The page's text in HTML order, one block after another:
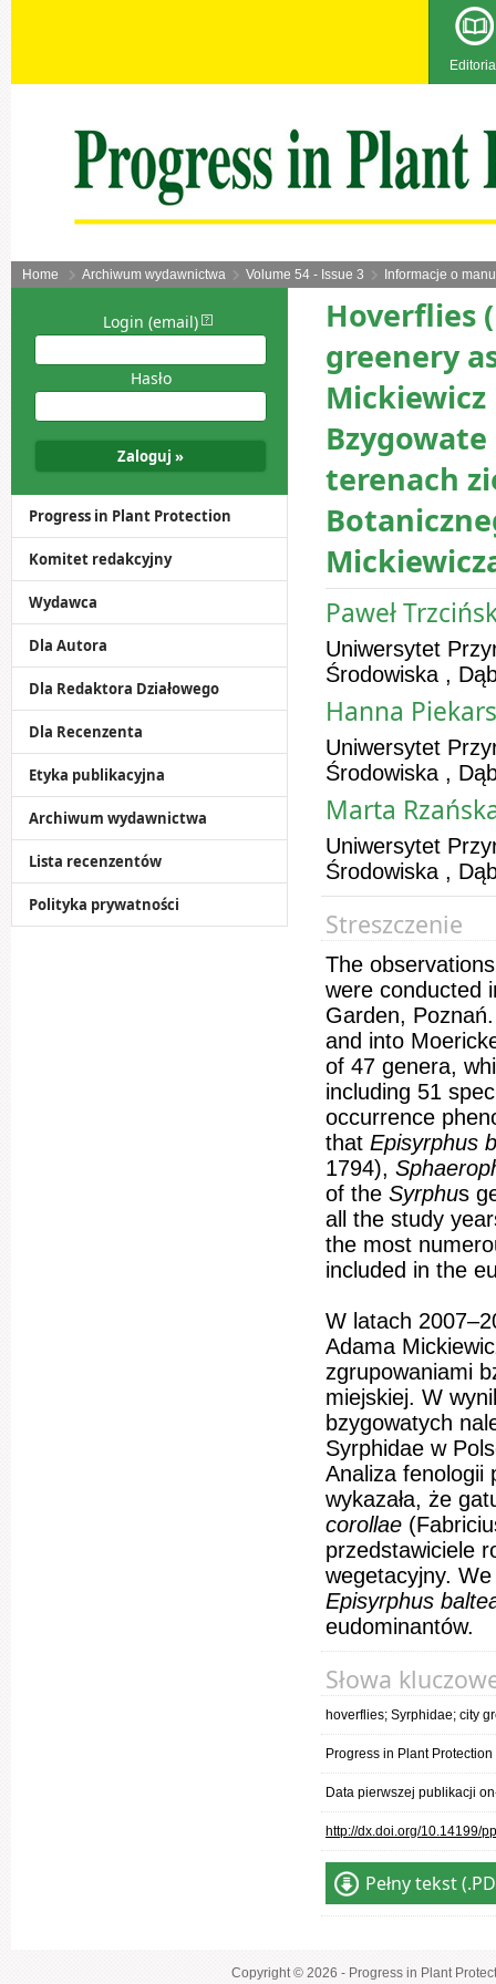
Home Archiwum wydawnictwa Volume 54 - Issue 3 Informacje o
Login (email)
Hasło
Progress in Plant Protection
Komitet redakcyjny
Wydawca
Dla Autora
Dla Redaktora Działowego
Dla Recenzenta
Etyka publikacyjna
Archiwum wydawnictwa
Lista recenzentów
Polityka prywatności
Hoverflies
greenery
terenach
Paweł
Uniwersytet
Środowiska ,
Hanna
Uniwersytet
Środowiska ,
Marta
Uniwersytet
Środowiska ,
Streszczenie
The
were conducted
Garden,
and into
of 47 genera,
including 51
occurrence
that Episyrphus
1794),
of the Syrphus
all the study
the most
included in the
W latach
Adama
zgrupowaniami
miejskiej. W
bzygowatych
Syrphidae w
Analiza fenologii
wykazała, że
corollae
przedstawiciele
wegetacyjny.
Episyrphus
eudominantów.
Słowa
hoverflies; Syrphidae; city
Progress in Plant
Data pierwszej publikacji
http://dx.doi.org/10.14199/
Pełny tekst
Copyright © 2026 - Progress in Plant